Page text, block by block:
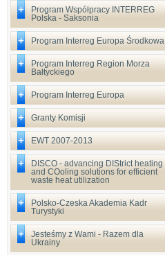
Program Współpracy INTERREG
Polska - Saksonia
Program Interreg Europa Środkowa
Program Interreg Region Morza
Bałtyckiego
Program Interreg Europa
Granty Komisji
EWT 2007-2013
DISCO - advancing DIStrict heating
and COoling solutions for efficient
waste heat utilization
Polsko-Czeska Akademia Kadr
Turystyki
Jesteśmy z Wami - Razem dla
Ukrainy